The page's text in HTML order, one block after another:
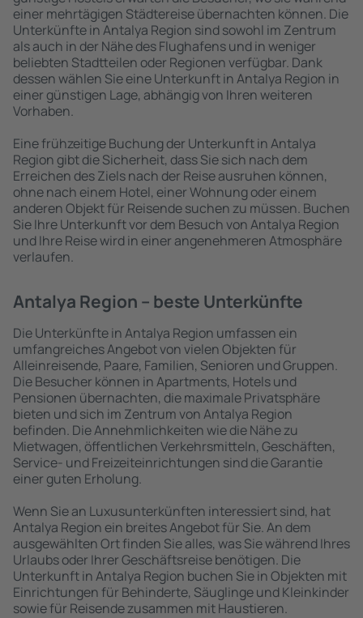
einer mehrtägigen Städtereise übernachten können. Die
Unterkünfte in Antalya Region sind sowohl im Zentrum
als auch in der Nähe des Flughafens und in weniger
beliebten Stadtteilen oder Regionen verfügbar. Dank
dessen wählen Sie eine Unterkunft in Antalya Region in
einer günstigen Lage, abhängig von Ihren weiteren
Vorhaben.
Eine frühzeitige Buchung der Unterkunft in Antalya
Region gibt die Sicherheit, dass Sie sich nach dem
Erreichen des Ziels nach der Reise ausruhen können,
ohne nach einem Hotel, einer Wohnung oder einem
anderen Objekt für Reisende suchen zu müssen. Buchen
Sie Ihre Unterkunft vor dem Besuch von Antalya Region
und Ihre Reise wird in einer angenehmeren Atmosphäre
verlaufen.
Antalya Region – beste Unterkünfte
Die Unterkünfte in Antalya Region umfassen ein
umfangreiches Angebot von vielen Objekten für
Alleinreisende, Paare, Familien, Senioren und Gruppen.
Die Besucher können in Apartments, Hotels und
Pensionen übernachten, die maximale Privatsphäre
bieten und sich im Zentrum von Antalya Region
befinden. Die Annehmlichkeiten wie die Nähe zu
Mietwagen, öffentlichen Verkehrsmitteln, Geschäften,
Service- und Freizeiteinrichtungen sind die Garantie
einer guten Erholung.
Wenn Sie an Luxusunterkünften interessiert sind, hat
Antalya Region ein breites Angebot für Sie. An dem
ausgewählten Ort finden Sie alles, was Sie während Ihres
Urlaubs oder Ihrer Geschäftsreise benötigen. Die
Unterkunft in Antalya Region buchen Sie in Objekten mit
Einrichtungen für Behinderte, Säuglinge und Kleinkinder
sowie für Reisende zusammen mit Haustieren.